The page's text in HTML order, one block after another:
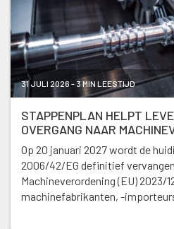
31 JULI 2026 - 3 MIN LEESTIJD
STAPPENPLAN HELPT
OVERGANG NAAR
Op 20 januari 2027 wordt de
2006/42/EG definitief
Machineverordening (EU) 2023/
machinefabrikanten, -